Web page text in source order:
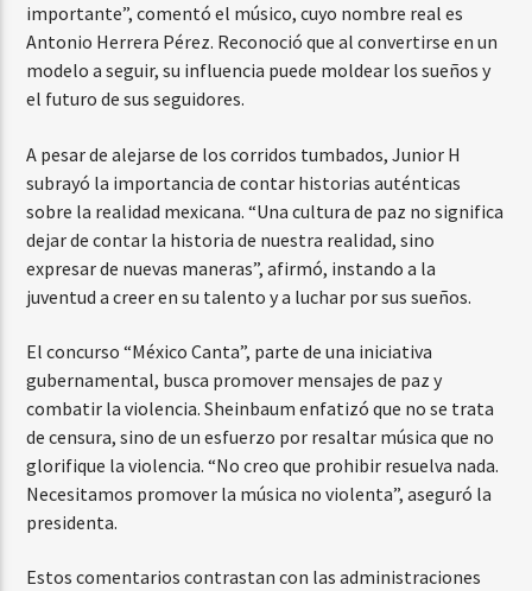
importante”, comentó el músico, cuyo nombre real es
Antonio Herrera Pérez. Reconoció que al convertirse en un
modelo a seguir, su influencia puede moldear los sueños y
el futuro de sus seguidores.
A pesar de alejarse de los corridos tumbados, Junior H
subrayó la importancia de contar historias auténticas
sobre la realidad mexicana. “Una cultura de paz no significa
dejar de contar la historia de nuestra realidad, sino
expresar de nuevas maneras”, afirmó, instando a la
juventud a creer en su talento y a luchar por sus sueños.
El concurso “México Canta”, parte de una iniciativa
gubernamental, busca promover mensajes de paz y
combatir la violencia. Sheinbaum enfatizó que no se trata
de censura, sino de un esfuerzo por resaltar música que no
glorifique la violencia. “No creo que prohibir resuelva nada.
Necesitamos promover la música no violenta”, aseguró la
presidenta.
Estos comentarios contrastan con las administraciones